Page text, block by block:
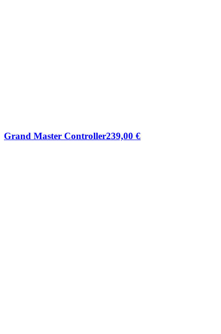
Grand Master Controller239,00 €